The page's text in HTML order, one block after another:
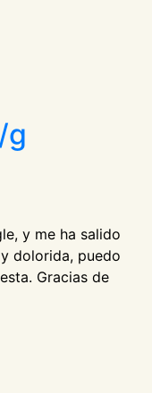
g
y me ha salido
dolorida, puedo
Gracias de